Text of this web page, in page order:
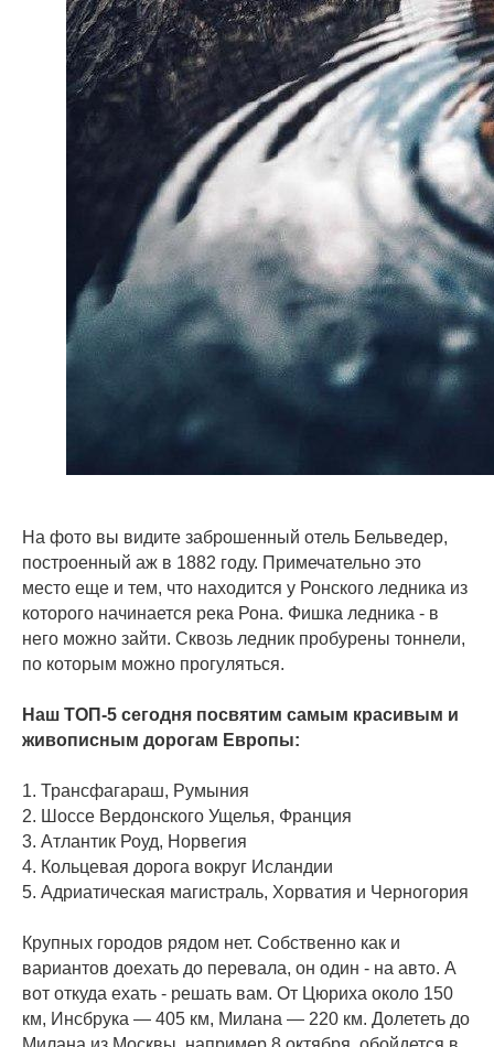
На фото вы видите заброшенный отель Бельведер,
построенный аж в 1882 году. Примечательно это
место еще и тем, что находится у Ронского ледника из
которого начинается река Рона. Фишка ледника - в
него можно зайти. Сквозь ледник пробурены тоннели,
по которым можно прогуляться.
Наш ТОП-5 сегодня посвятим самым красивым и
живописным дорогам Европы:
1. Трансфагараш, Румыния
2. Шоссе Вердонского Ущелья, Франция
3. Атлантик Роуд, Норвегия
4. Кольцевая дорога вокруг Исландии
5. Адриатическая магистраль, Хорватия и Черногория
Крупных городов рядом нет. Собственно как и
вариантов доехать до перевала, он один - на авто. А
вот откуда ехать - решать вам. От Цюриха около 150
км, Инсбрука — 405 км, Милана — 220 км. Долететь до